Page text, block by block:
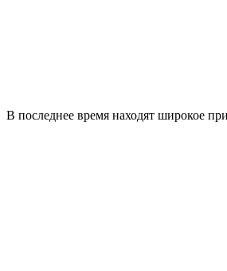
В последнее время находят широкое